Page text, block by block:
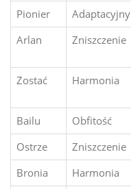
Pionier
Adaptacyjny
Arlan
Zniszczenie
Zostać
Harmonia
Bailu
Obfitość
Ostrze
Zniszczenie
Bronia
Harmonia